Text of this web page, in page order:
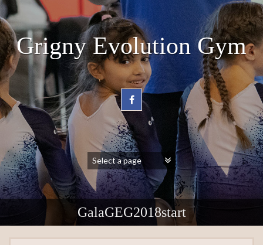
Grigny Evolution Gym
GalaGEG2018start